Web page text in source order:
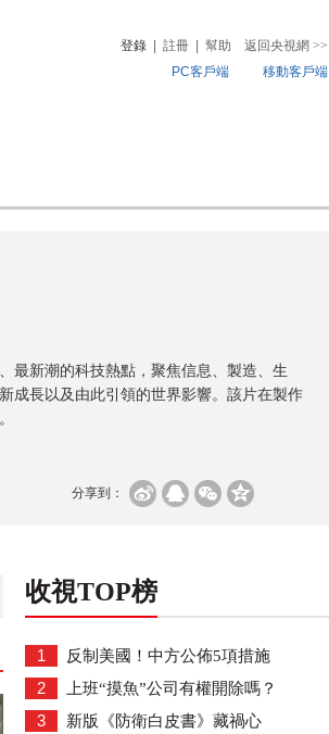
登錄 註冊 幫助 返回央視網 >>
PC客戶端
移動客戶端
最新潮的科技熱點，聚焦信息、製造、生
成長以及由此引領的世界影響。該片在製作
分享到：
收視TOP榜
1 反制美國！中方公佈5項措施
2 上班“摸魚”公司有權開除嗎？
3 新版《防衛白皮書》藏禍心